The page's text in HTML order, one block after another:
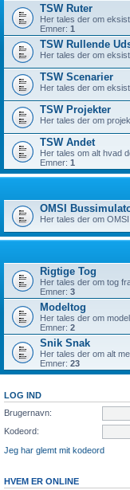
TSW Ruter
Her tales der om
Emner: 1
TSW Rullende
Her tales der om
TSW Scenarier
Her tales der om
TSW Projekter
Her tales der om
TSW Andet
Her tales om alt hvad
Emner: 1
OMSI
Her tales der om
Rigtige Tog
Her tales der om tog
Emner: 3
Modeltog
Her tales der om
Emner: 2
Snik Snak
Her tales der om alt
Emner: 23
LOG IND
Brugernavn:
Kodeord:
Jeg har glemt mit kodeord
HVEM ER ONLINE